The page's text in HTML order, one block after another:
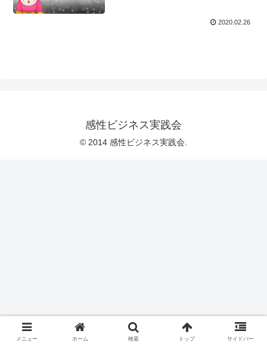
2020.02.26
感性ビジネス実践会
© 2014 感性ビジネス実践会.
メニュー ホーム 検索 トップ サイドバー